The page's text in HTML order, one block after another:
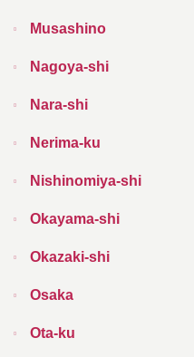
Musashino
Nagoya-shi
Nara-shi
Nerima-ku
Nishinomiya-shi
Okayama-shi
Okazaki-shi
Osaka
Ota-ku